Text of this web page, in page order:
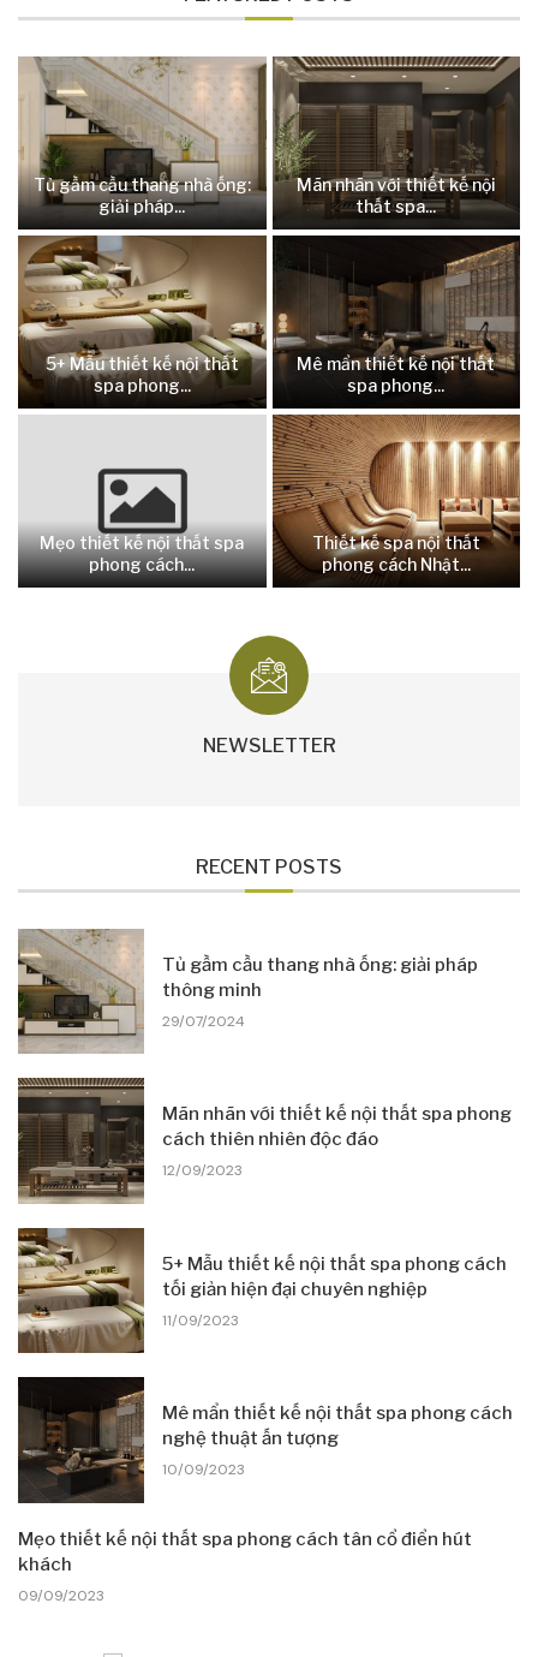
Tủ gầm cầu thang nhà ống:
giải pháp...
Mãn nhãn với thiết kế nội
thất spa...
5+ Mẫu thiết kế nội thất
spa phong...
Mê mẩn thiết kế nội thất
spa phong...
Mẹo thiết kế nội thất spa
phong cách...
Thiết kế spa nội thất
phong cách Nhật...
NEWSLETTER
RECENT POSTS
Tủ gầm cầu thang nhà ống: giải pháp
thông minh
29/07/2024
Mãn nhãn với thiết kế nội thất spa phong
cách thiên nhiên độc đáo
12/09/2023
5+ Mẫu thiết kế nội thất spa phong cách
tối giản hiện đại chuyên nghiệp
11/09/2023
Mê mẩn thiết kế nội thất spa phong cách
nghệ thuật ấn tượng
10/09/2023
Mẹo thiết kế nội thất spa phong cách tân cổ điển hút
khách
09/09/2023